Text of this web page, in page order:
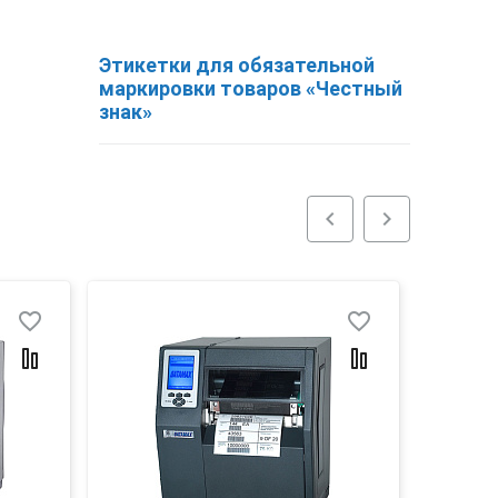
Этикетки для обязательной
маркировки товаров «Честный
знак»
chevron_left chevron_right
favorite_border favorite_border